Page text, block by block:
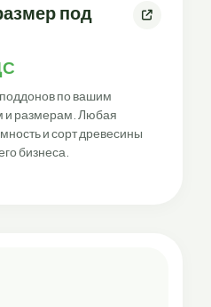
под
по вашим
и размерам. Любая
и сорт древесины
бизнеса.